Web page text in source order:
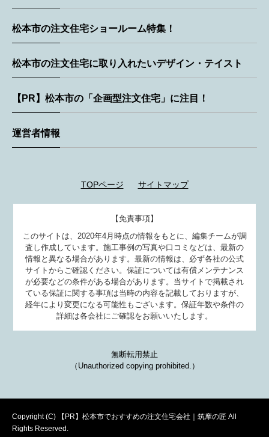
松本市の注文住宅ショールーム特集！
松本市の注文住宅に取り入れたいデザイン・テイスト
【PR】松本市の「企画型注文住宅」に注目！
運営者情報
TOPページ サイトマップ
【免責事項】
このサイトは、2020年4月時点の情報をもとに、編集チームが調
査し作成しています。施工事例の写真や口コミなどは、最新の
情報と異なる場合があります。最新の情報は、必ず各社の公式
サイトからご確認ください。保証については有償メンテナンス
が必要などの条件がある場合があります。当サイトで掲載され
ている保証に関する事項は当時の内容を記載しておりますが、
経年により変更になる可能性もございます。保証年数や条件の
詳細は各会社にご確認をお願いいたします。
無断転用禁止
（Unauthorized copying prohibited.）
Copyright (C) 松本市でおすすめの注文住宅会社｜筑摩の匠 All
Rights Reserved.